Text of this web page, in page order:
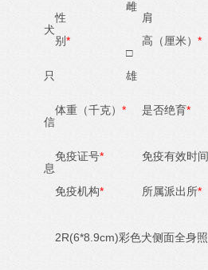
犬
只
信
息
性
别 *
雌
□
雄
肩
高（厘米） *
体重（千克） * 是否绝育*
免疫证号* 免疫有效时间
免疫机构* 所属派出所*
2R(6*8.9cm)彩色犬侧面全身照